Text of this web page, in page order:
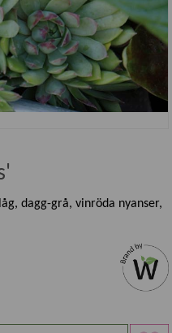
dagg-grå, vinröda nyanser,